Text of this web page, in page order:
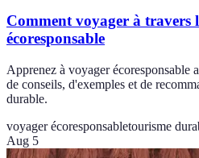
Comment voyager à travers
écoresponsable
Apprenez à voyager écoresponsable
de conseils, d'exemples et de
durable.
voyager écoresponsabletourisme
Aug 5